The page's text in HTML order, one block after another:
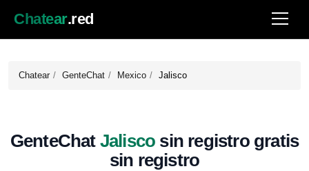
Chatear.red
Chatear GenteChat Mexico Jalisco
GenteChat Jalisco sin registro gratis
sin registro